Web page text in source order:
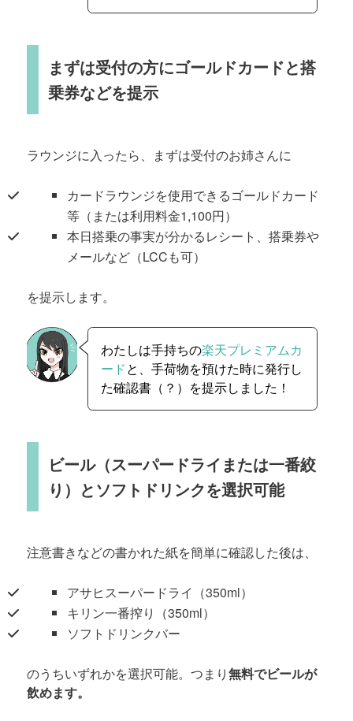
まずは受付の方にゴールドカードと搭
乗券などを提示
ラウンジに入ったら、まずは受付のお姉さんに
カードラウンジを使用できるゴールドカード
等（または利用料金1,100円）
本日搭乗の事実が分かるレシート、搭乗券や
メールなど（LCCも可）
を提示します。
わたしは手持ちの楽天プレミアムカ
ードと、手荷物を預けた時に発行し
た確認書（？）を提示しました！
ビール（スーパードライまたは一番絞
り）とソフトドリンクを選択可能
注意書きなどの書かれた紙を簡単に確認した後は、
アサヒスーパードライ（350ml）
キリン一番搾り（350ml）
ソフトドリンクバー
のうちいずれかを選択可能。つまり無料でビールが
飲めます。